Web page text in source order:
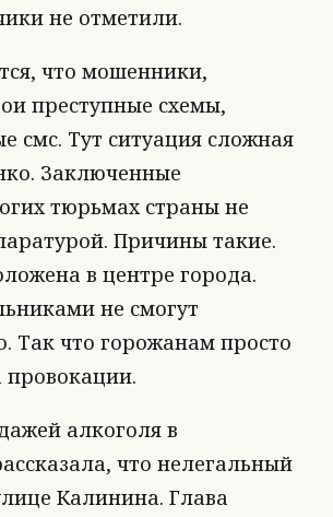
не отметили.
что мошенники,
преступные схемы,
смс. Тут ситуация сложная
Заключенные
тюрьмах страны не
Причины такие.
в центре города.
не смогут
Так что горожанам просто
алкоголя в
что нелегальный
Калинина. Глава